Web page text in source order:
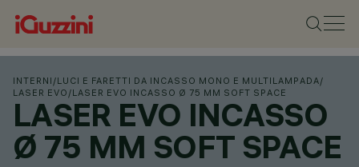
INTERNI /LUCI E FARETTI DA INCASSO MONO E MULTILAMPADA/
LASER EVO /LASER EVO INCASSO Ø 75 MM SOFT SPACE
LASER EVO INCASSO
Ø 75 MM SOFT SPACE